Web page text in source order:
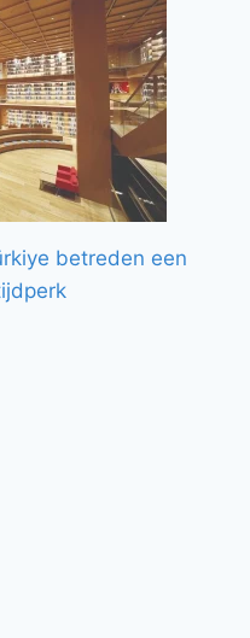
betreden een